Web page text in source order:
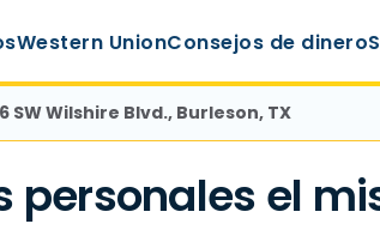
Western UnionConsejos de dinero
SW Wilshire Blvd., Burleson, TX
personales el